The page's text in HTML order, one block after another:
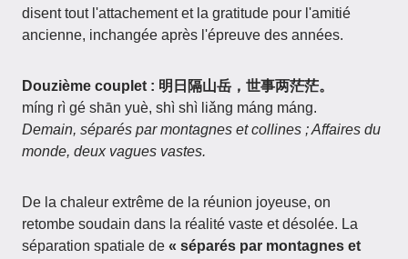
disent tout l'attachement et la gratitude pour l'amitié
ancienne, inchangée après l'épreuve des années.
Douzième couplet : 明日隔山岳，世事两茫茫。
míng rì gé shān yuè, shì shì liǎng máng máng.
Demain, séparés par montagnes et collines ; Affaires du
monde, deux vagues vastes.
De la chaleur extrême de la réunion joyeuse, on
retombe soudain dans la réalité vaste et désolée. La
séparation spatiale de « séparés par montagnes et